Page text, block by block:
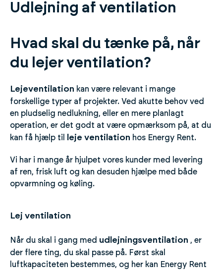
Udlejning af ventilation
Hvad skal du tænke på, når
du lejer ventilation?
Lejeventilation kan være relevant i mange
forskellige typer af projekter. Ved akutte behov ved
en pludselig nedlukning, eller en mere planlagt
operation, er det godt at være opmærksom på, at du
kan få hjælp til
leje ventilation hos Energy Rent.
Vi har i mange år hjulpet vores kunder med levering
af ren, frisk luft og kan desuden hjælpe med både
opvarmning og køling.
Lej ventilation
Når du skal i gang med udlejningsventilation , er
der flere ting, du skal passe på. Først skal
luftkapaciteten bestemmes, og her kan Energy Rent